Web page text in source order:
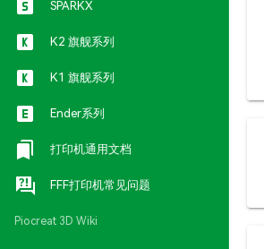
SPARKX
K2 旗舰系列
K1 旗舰系列
Ender系列
打印机通用文档
FFF打印机常见问题
Piocreat 3D Wiki